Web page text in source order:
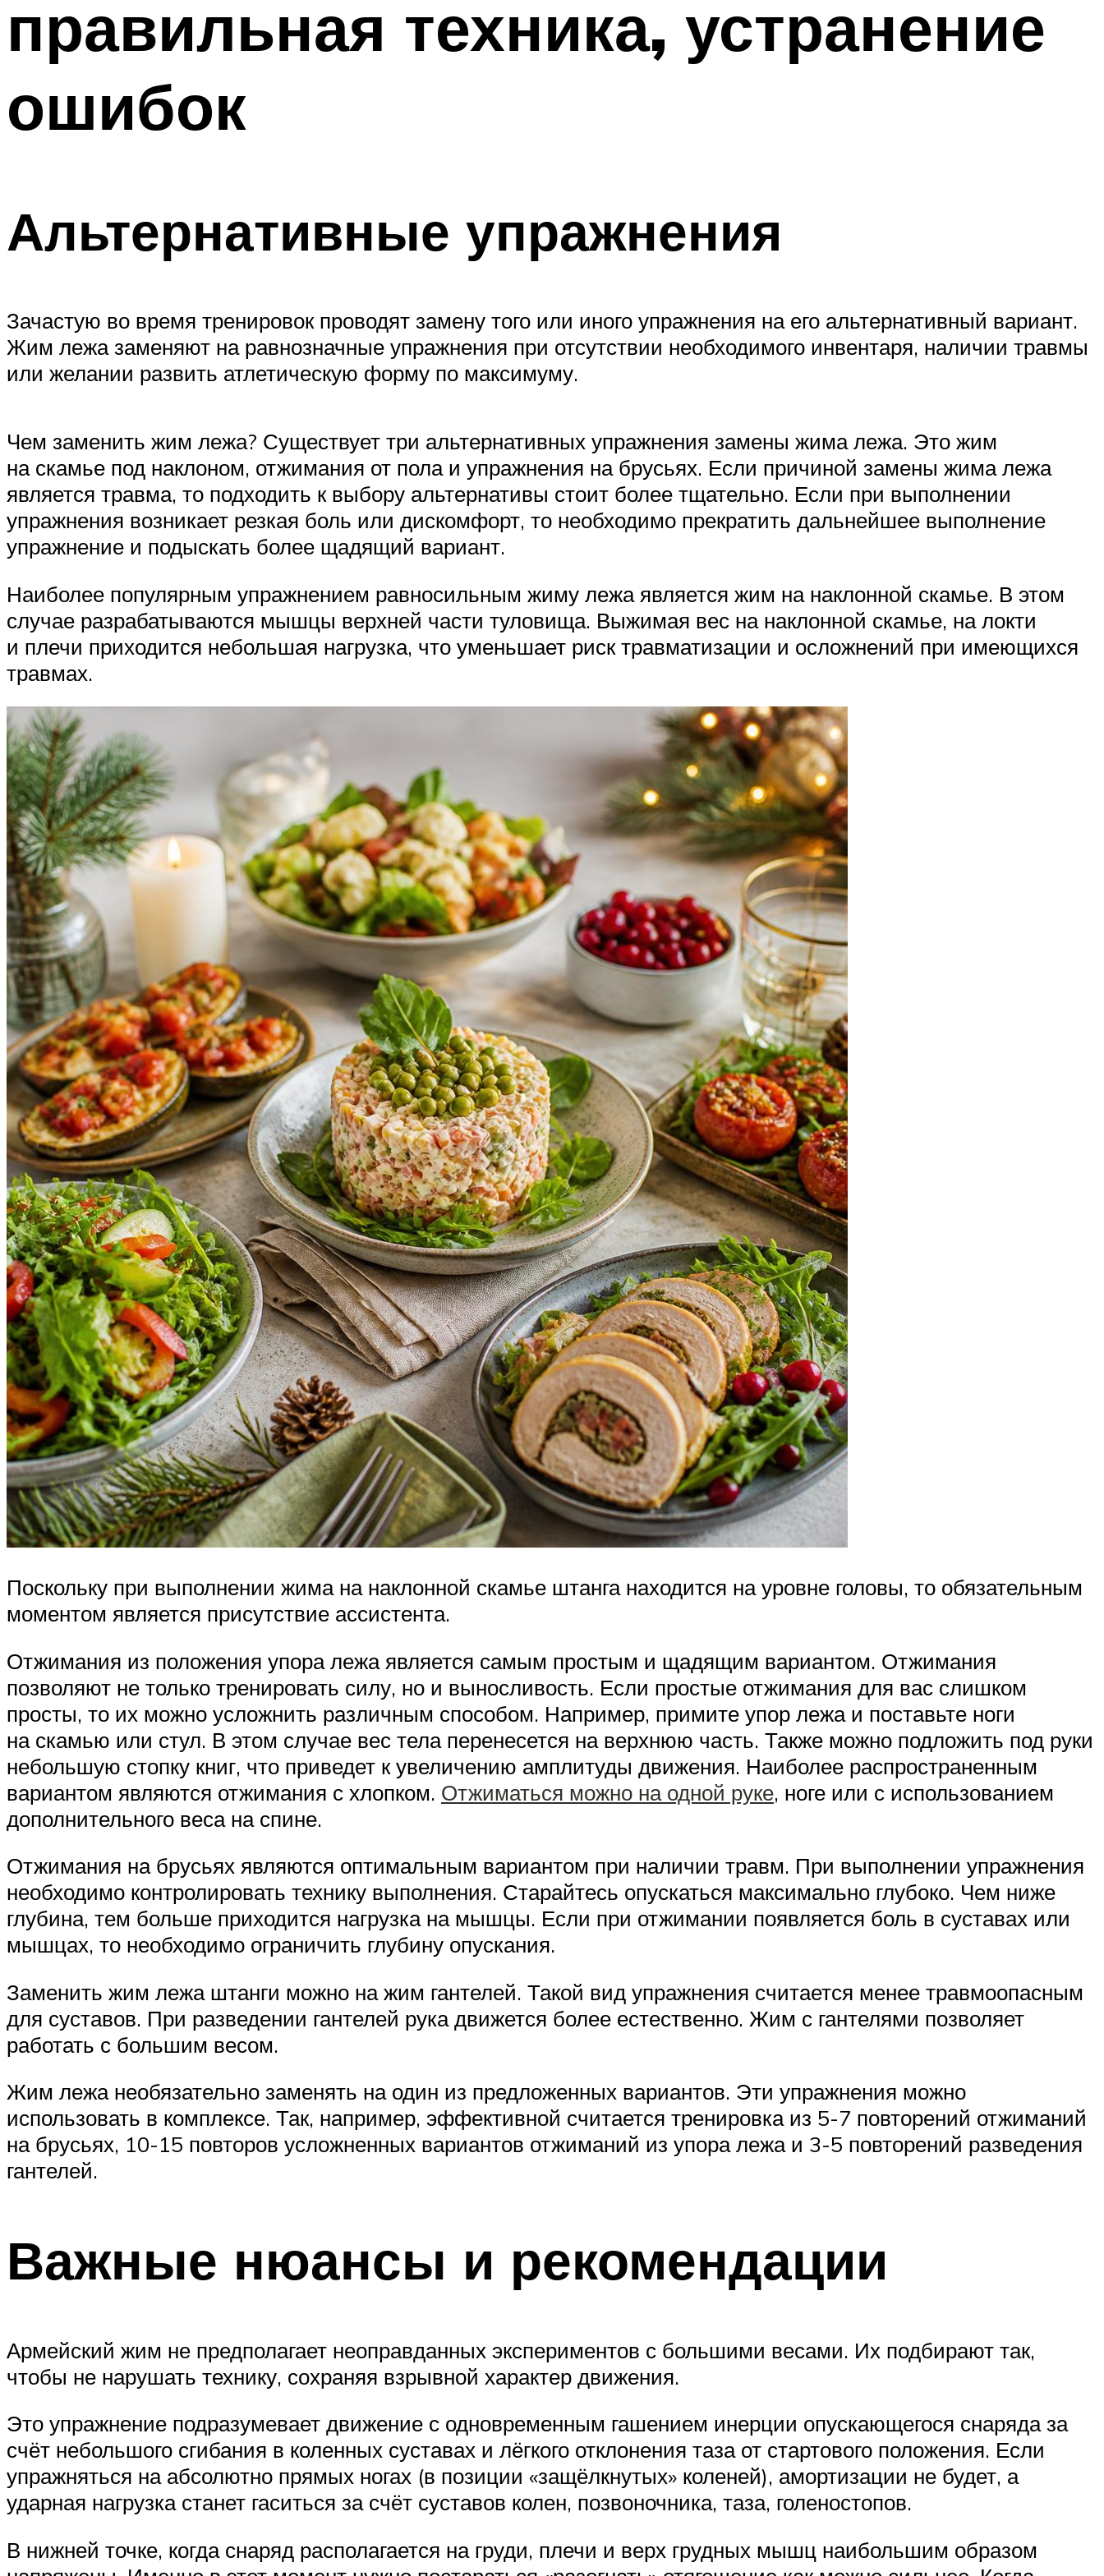
правильная техника, устранение
ошибок
Альтернативные упражнения
Зачастую во время тренировок проводят замену того или иного упражнения на его альтернативный вариант.
Жим лежа заменяют на равнозначные упражнения при отсутствии необходимого инвентаря, наличии травмы
или желании развить атлетическую форму по максимуму.
Чем заменить жим лежа? Существует три альтернативных упражнения замены жима лежа. Это жим
на скамье под наклоном, отжимания от пола и упражнения на брусьях. Если причиной замены жима лежа
является травма, то подходить к выбору альтернативы стоит более тщательно. Если при выполнении
упражнения возникает резкая боль или дискомфорт, то необходимо прекратить дальнейшее выполнение
упражнение и подыскать более щадящий вариант.
Наиболее популярным упражнением равносильным жиму лежа является жим на наклонной скамье. В этом
случае разрабатываются мышцы верхней части туловища. Выжимая вес на наклонной скамье, на локти
и плечи приходится небольшая нагрузка, что уменьшает риск травматизации и осложнений при имеющихся
травмах.
Поскольку при выполнении жима на наклонной скамье штанга находится на уровне головы, то обязательным
моментом является присутствие ассистента.
Отжимания из положения упора лежа является самым простым и щадящим вариантом. Отжимания
позволяют не только тренировать силу, но и выносливость. Если простые отжимания для вас слишком
просты, то их можно усложнить различным способом. Например, примите упор лежа и поставьте ноги
на скамью или стул. В этом случае вес тела перенесется на верхнюю часть. Также можно подложить под руки
небольшую стопку книг, что приведет к увеличению амплитуды движения. Наиболее распространенным
вариантом являются отжимания с хлопком. Отжиматься можно на одной руке, ноге или с использованием
дополнительного веса на спине.
Отжимания на брусьях являются оптимальным вариантом при наличии травм. При выполнении упражнения
необходимо контролировать технику выполнения. Старайтесь опускаться максимально глубоко. Чем ниже
глубина, тем больше приходится нагрузка на мышцы. Если при отжимании появляется боль в суставах или
мышцах, то необходимо ограничить глубину опускания.
Заменить жим лежа штанги можно на жим гантелей. Такой вид упражнения считается менее травмоопасным
для суставов. При разведении гантелей рука движется более естественно. Жим с гантелями позволяет
работать с большим весом.
Жим лежа необязательно заменять на один из предложенных вариантов. Эти упражнения можно
использовать в комплексе. Так, например, эффективной считается тренировка из 5-7 повторений отжиманий
на брусьях, 10-15 повторов усложненных вариантов отжиманий из упора лежа и 3-5 повторений разведения
гантелей.
Важные нюансы и рекомендации
Армейский жим не предполагает неоправданных экспериментов с большими весами. Их подбирают так,
чтобы не нарушать технику, сохраняя взрывной характер движения.
Это упражнение подразумевает движение с одновременным гашением инерции опускающегося снаряда за
счёт небольшого сгибания в коленных суставах и лёгкого отклонения таза от стартового положения. Если
упражняться на абсолютно прямых ногах (в позиции «защёлкнутых» коленей), амортизации не будет, а
ударная нагрузка станет гаситься за счёт суставов колен, позвоночника, таза, голеностопов.
В нижней точке, когда снаряд располагается на груди, плечи и верх грудных мышц наибольшим образом